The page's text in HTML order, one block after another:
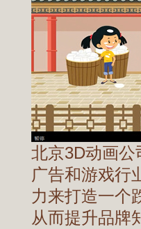
北京3D动画
广告和游戏行
力来打造一个
从而提升品牌